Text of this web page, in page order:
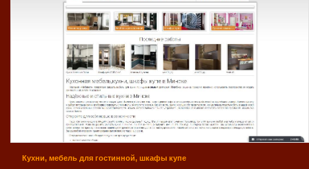
Кухни, мебель для гостинной, шкафы купе